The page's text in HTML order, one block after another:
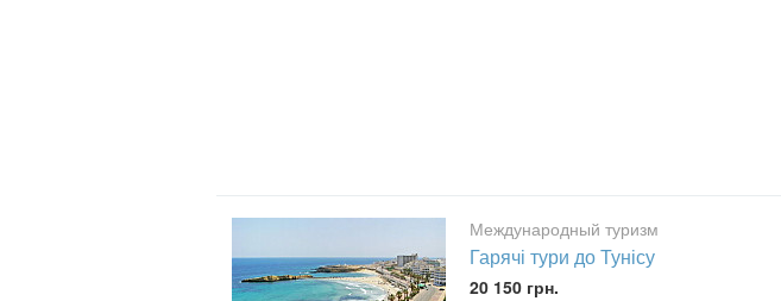
Международный туризм
Гарячі тури до Тунісу
20 150 грн.